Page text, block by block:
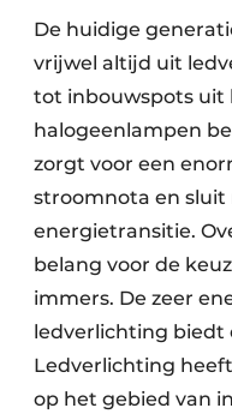
De huidige
vrijwel altijd uit
tot inbouwspots uit
halogeenlampen
zorgt voor een
stroomnota en sluit
energietransitie.
belang voor de
immers. De zeer
ledverlichting biedt
Ledverlichting
op het gebied van